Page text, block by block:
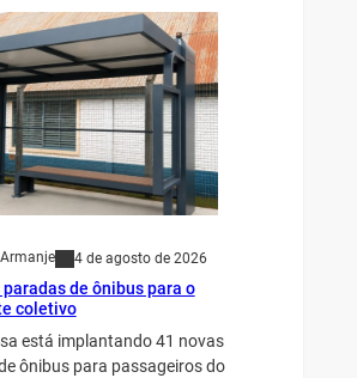
4 de agosto de 2026
paradas de ônibus para o
coletivo
está implantando 41 novas
ônibus para passageiros do